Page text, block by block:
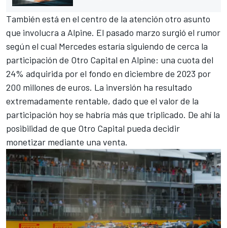
También está en el centro de la atención otro asunto
que involucra a Alpine. El pasado marzo surgió el rumor
según el cual Mercedes estaría siguiendo de cerca la
participación de Otro Capital en Alpine: una cuota del
24% adquirida por el fondo en diciembre de 2023 por
200 millones de euros. La inversión ha resultado
extremadamente rentable, dado que el valor de la
participación hoy se habría más que triplicado. De ahí la
posibilidad de que Otro Capital pueda decidir
monetizar mediante una venta.